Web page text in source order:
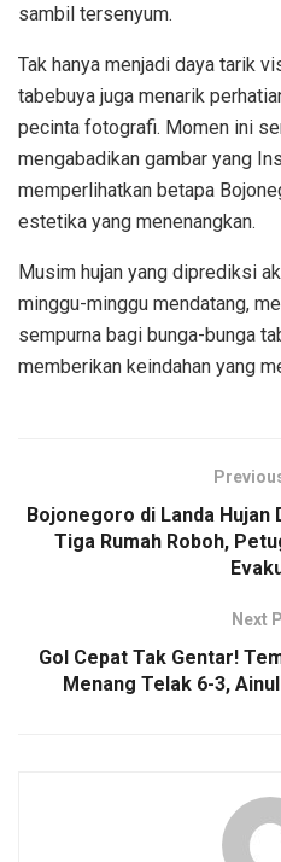
sambil tersenyum.
Tak hanya menjadi daya tarik
tabebuya juga menarik
pecinta fotografi. Momen ini
mengabadikan gambar yang
memperlihatkan betapa
estetika yang menenangkan.
Musim hujan yang diprediksi
minggu-minggu mendatang,
sempurna bagi bunga-bunga
memberikan keindahan yang
Bojonegoro di Landa Hujan
Tiga Rumah Roboh,
Next
Gol Cepat Tak Gentar!
Menang Telak 6-3,